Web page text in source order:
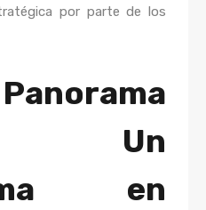
por parte de los
Un
en